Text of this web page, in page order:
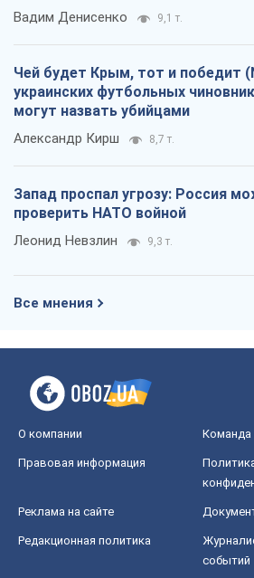
Вадим Денисенко 9,1 т.
Чей будет Крым, тот и победит
украинских футбольных
могут назвать убийцами
Александр Кирш 8,7 т.
Запад проспал угрозу: Россия
проверить НАТО войной
Леонид Невзлин 9,3 т.
Все мнения
О компании Команда
Правовая информация
Реклама на сайте
Редакционная политика
событий